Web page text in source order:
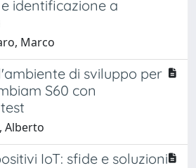
identificazione a
Marco
di sviluppo per
S60 con
Alberto
IoT: sfide e soluzioni